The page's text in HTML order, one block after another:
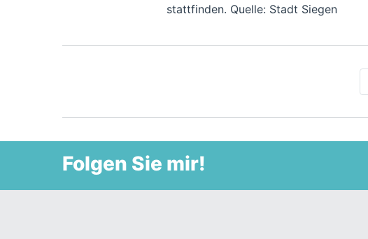
stattfinden. Quelle: Stadt Siegen
Folgen Sie mir!